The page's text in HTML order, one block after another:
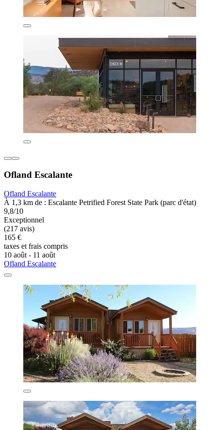
Ofland Escalante
Ofland Escalante
À 1,3 km de : Escalante Petrified Forest State Park (parc d'état)
9,8/10
Exceptionnel
(217 avis)
165 €
taxes et frais compris
10 août - 11 août
Ofland Escalante